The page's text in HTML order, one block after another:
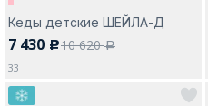
Кеды детские ШЕЙЛА-Д
7 430 c10 620a
33